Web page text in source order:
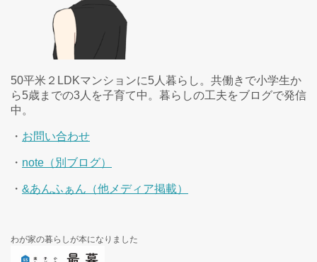
50平米２LDKマンションに5人暮らし。共働きで小学生か
ら5歳までの3人を子育て中。暮らしの工夫をブログで発信
中。
・ お問い合わせ
・ note（別ブログ）
・ &あんふぁん（他メディア掲載）
わが家の暮らしが本になりました